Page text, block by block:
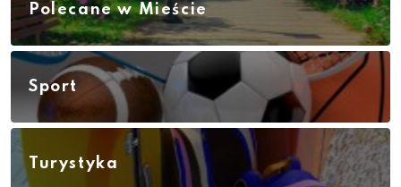
Polecane w Mieście
Sport
Turystyka